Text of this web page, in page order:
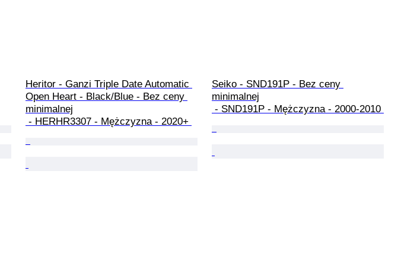
Heritor - Ganzi Triple Date Automatic
Open Heart - Black/Blue - Bez ceny
minimalnej
- HERHR3307 - Mężczyzna - 2020+
Seiko - SND191P - Bez ceny
minimalnej
- SND191P - Mężczyzna - 2000-2010